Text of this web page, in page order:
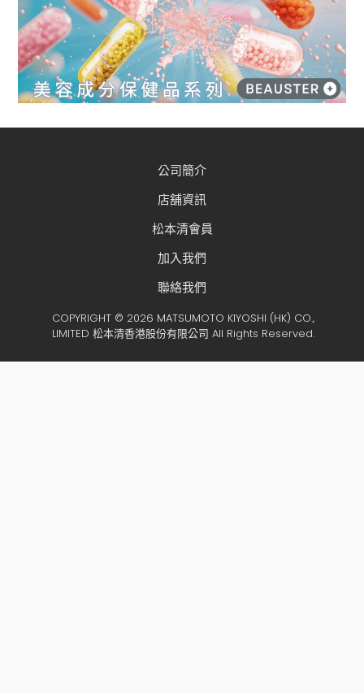
公司簡介
店舖資訊
松本清會員
加入我們
聯絡我們
COPYRIGHT © 2026 MATSUMOTO KIYOSHI (HK) CO.,
LIMITED 松本清香港股份有限公司 All Rights Reserved.